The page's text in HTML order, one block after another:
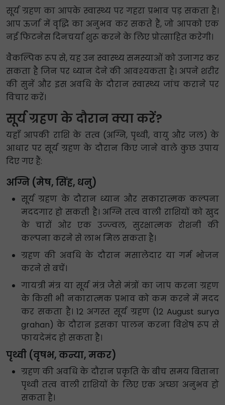
सूर्य ग्रहण का आपके स्वास्थ्य पर गहरा प्रभाव पड़ सकता है।
आप ऊर्जा में वृद्धि का अनुभव कर सकते हैं, जो आपको एक
नई फिटनेस दिनचर्या शुरू करने के लिए प्रोत्साहित करेगी।
वैकल्पिक रूप से, यह उन स्वास्थ्य समस्याओं को उजागर कर
सकता है जिन पर ध्यान देने की आवश्यकता है। अपने शरीर
की सुनें और इस अवधि के दौरान स्वास्थ्य जांच कराने पर
विचार करें।
सूर्य ग्रहण के दौरान क्या करें?
यहाँ आपकी राशि के तत्व (अग्नि, पृथ्वी, वायु और जल) के
आधार पर सूर्य ग्रहण के दौरान किए जाने वाले कुछ उपाय
दिए गए हैं:
अग्नि (मेष, सिंह, धनु)
सूर्य ग्रहण के दौरान ध्यान और सकारात्मक कल्पना
मददगार हो सकती है। अग्नि तत्व वाली राशियों को खुद
के चारों ओर एक उज्ज्वल, सुरक्षात्मक रोशनी की
कल्पना करने से लाभ मिल सकता है।
ग्रहण की अवधि के दौरान मसालेदार या गर्म भोजन
करने से बचें।
गायत्री मंत्र या सूर्य मंत्र जैसे मंत्रों का जाप करना ग्रहण
के किसी भी नकारात्मक प्रभाव को कम करने में मदद
कर सकता है। 12 अगस्त सूर्य ग्रहण (12 August surya
grahan) के दौरान इसका पालन करना विशेष रूप से
फायदेमंद हो सकता है।
पृथ्वी (वृषभ, कन्या, मकर)
ग्रहण की अवधि के दौरान प्रकृति के बीच समय बिताना
पृथ्वी तत्व वाली राशियों के लिए एक अच्छा अनुभव हो
सकता है।